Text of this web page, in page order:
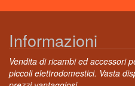
Informazioni
Vendita di ricambi ed accessori
piccoli elettrodomestici. Vasta